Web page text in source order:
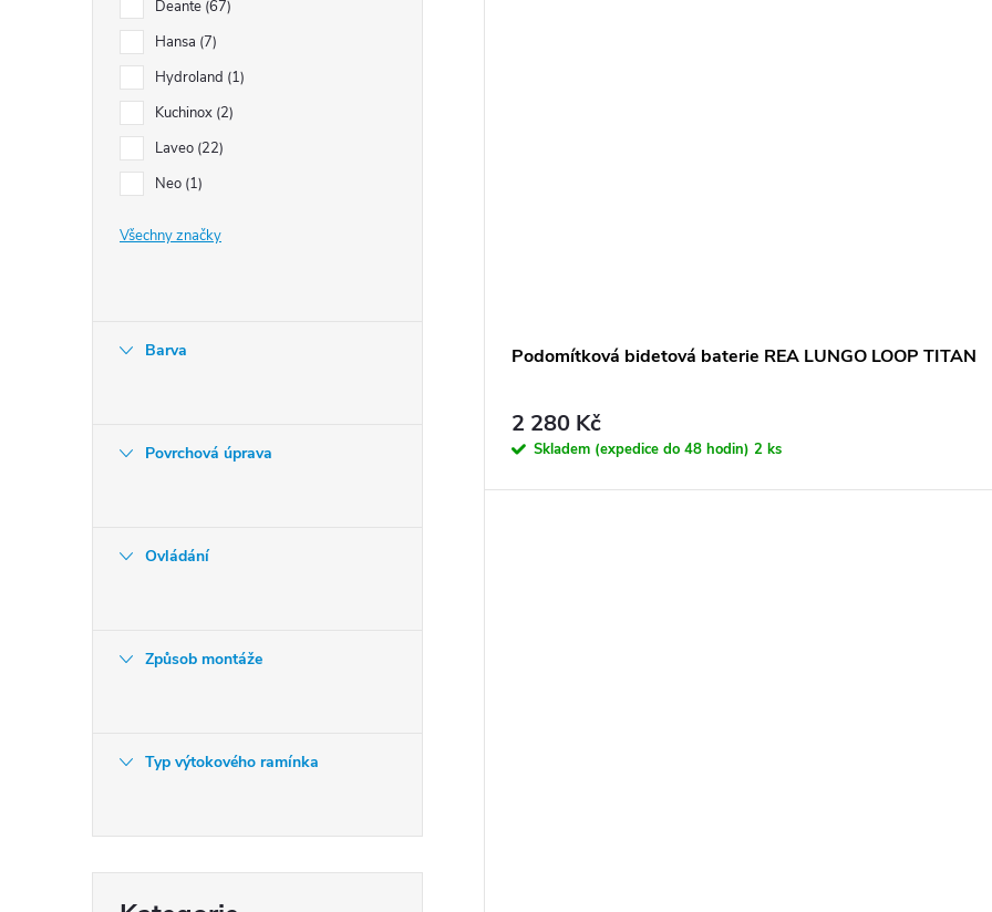
Deante 67
Hansa 7
Hydroland 1
Kuchinox 2
Laveo 22
Neo 1
Všechny značky
Barva
Povrchová úprava
Ovládání
Způsob montáže
Typ výtokového ramínka
Podomítková bidetová baterie REA LUNGO LOOP TITAN
2 280 Kč
Skladem (expedice do 48 hodin) 2 ks